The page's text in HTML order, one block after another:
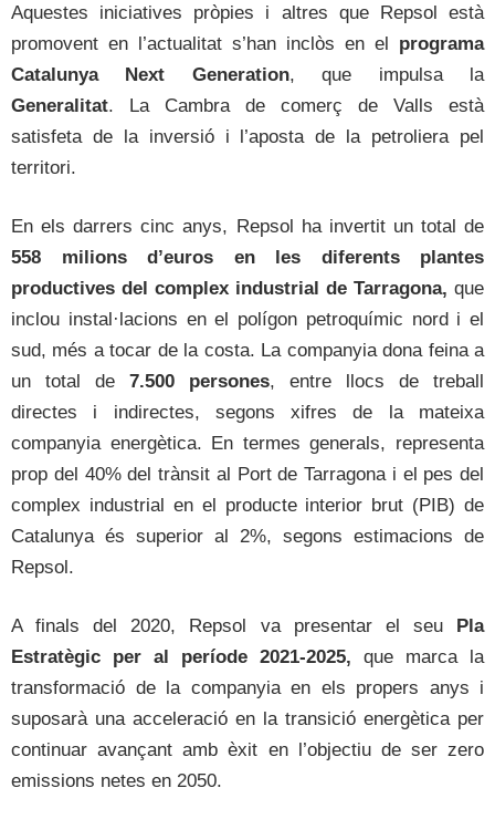
Aquestes iniciatives pròpies i altres que Repsol està
promovent en l’actualitat s’han inclòs en el programa
Catalunya Next Generation, que impulsa la
Generalitat. La Cambra de comerç de Valls està
satisfeta de la inversió i l’aposta de la petroliera pel
territori.
En els darrers cinc anys, Repsol ha invertit un total de
558 milions d’euros en les diferents plantes
productives del complex industrial de Tarragona, que
inclou instal·lacions en el polígon petroquímic nord i el
sud, més a tocar de la costa. La companyia dona feina a
un total de 7.500 persones, entre llocs de treball
directes i indirectes, segons xifres de la mateixa
companyia energètica. En termes generals, representa
prop del 40% del trànsit al Port de Tarragona i el pes del
complex industrial en el producte interior brut (PIB) de
Catalunya és superior al 2%, segons estimacions de
Repsol.
A finals del 2020, Repsol va presentar el seu Pla
Estratègic per al període 2021-2025, que marca la
transformació de la companyia en els propers anys i
suposarà una acceleració en la transició energètica per
continuar avançant amb èxit en l’objectiu de ser zero
emissions netes en 2050.